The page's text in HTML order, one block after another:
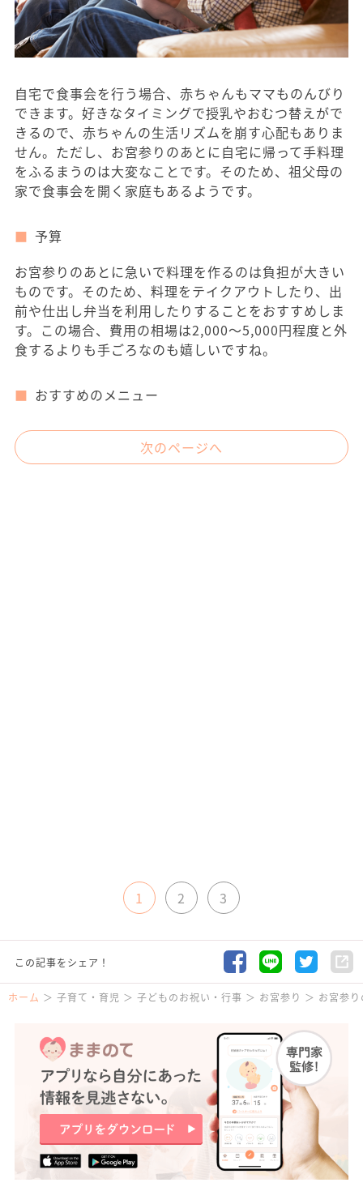
自宅で食事会を行う場合、赤ちゃんもママものんびり
できます。好きなタイミングで授乳やおむつ替えがで
きるので、赤ちゃんの生活リズムを崩す心配もありま
せん。ただし、お宮参りのあとに自宅に帰って手料理
をふるまうのは大変なことです。そのため、祖父母の
家で食事会を開く家庭もあるようです。
予算
お宮参りのあとに急いで料理を作るのは負担が大きい
ものです。そのため、料理をテイクアウトしたり、出
前や仕出し弁当を利用したりすることをおすすめしま
す。この場合、費用の相場は2,000～5,000円程度と外
食するよりも手ごろなのも嬉しいですね。
おすすめのメニュー
次のページへ
1 2 3
この記事をシェア！
ホーム 子育て・育児 子どものお祝い・行事 お宮参り お宮参